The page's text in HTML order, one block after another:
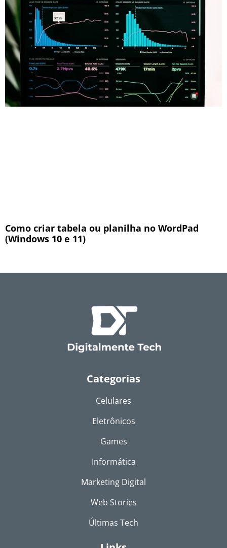
Como criar tabela ou planilha no WordPad
(Windows 10 e 11)
Categorias
Celulares
Eletrônicos
Games
Informática
Marketing Digital
Web Stories
Últimas Tech